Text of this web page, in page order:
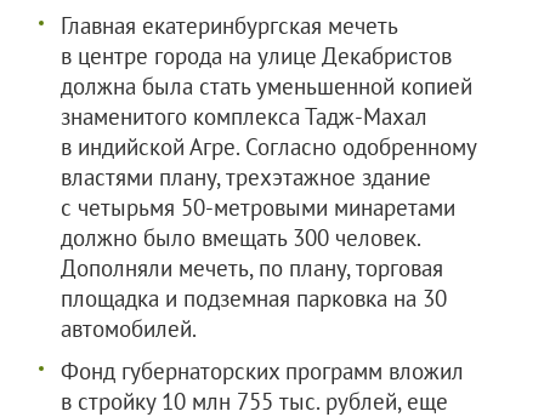
Главная екатеринбургская мечеть
в центре города на улице Декабристов
должна была стать уменьшенной копией
знаменитого комплекса Тадж-Махал
в индийской Агре. Согласно одобренному
властями плану, трехэтажное здание
с четырьмя 50-метровыми минаретами
должно было вмещать 300 человек.
Дополняли мечеть, по плану, торговая
площадка и подземная парковка на 30
автомобилей.
Фонд губернаторских программ вложил
в стройку 10 млн 755 тыс. рублей, еще